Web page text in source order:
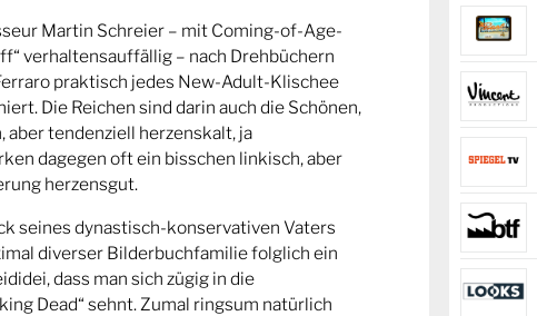
Martin Schreier – mit Coming-of-Age-
verhaltensauffällig – nach Drehbüchern
praktisch jedes New-Adult-Klischee
Die Reichen sind darin auch die Schönen,
tendenziell herzenskalt, ja
dagegen oft ein bisschen linkisch, aber
herzensgut.
seines dynastisch-konservativen Vaters
diverser Bilderbuchfamilie folglich ein
dass man sich zügig in die
Dead“ sehnt. Zumal ringsum natürlich